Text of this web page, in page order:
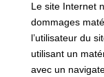
Le site Internet
dommages
l’utilisateur du
utilisant un
avec un